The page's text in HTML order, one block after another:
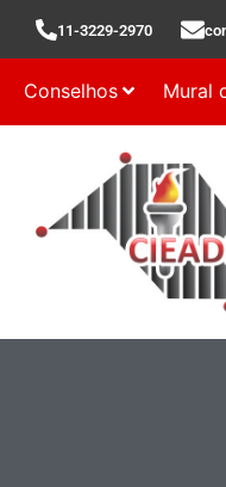
11-3229-2970
Conselhos Mural